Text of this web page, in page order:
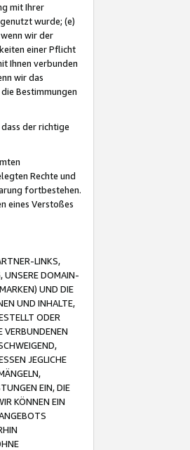
mit Ihrer
wurde; (e)
wir der
einer Pflicht
Ihnen verbunden
wir das
Bestimmungen
der richtige
Rechte und
fortbestehen.
eines Verstoßes
LINKS,
UNSERE DOMAIN-
UND DIE
UND INHALTE,
ODER
VERBUNDENEN
JEGLICHE
EIN, DIE
KÖNNEN EIN